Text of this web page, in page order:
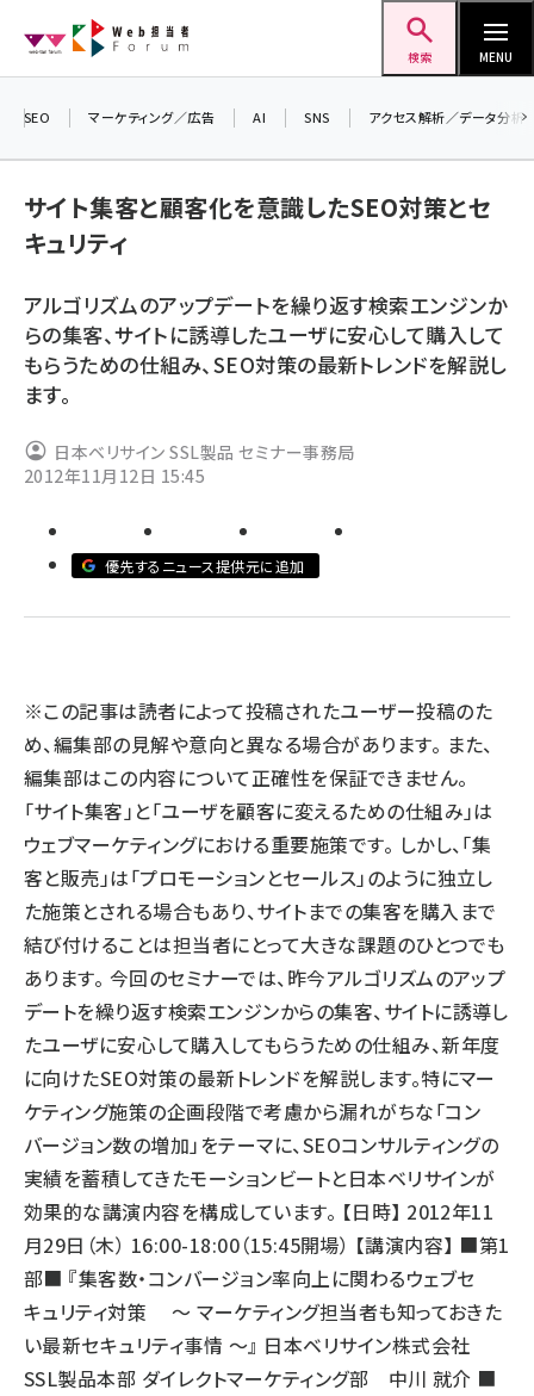
ン
検索 MENU
ai (2801)
youtube (2425)
セミナー (2301)
z世代 (1620)
meo (1274)
llmo (1160)
SEO マーケティング／広告 AI SNS アクセス解析／データ分析
サイト集客と顧客化を意識したSEO対策とセ
キュリティ
アルゴリズムのアップデートを繰り返す検索エンジンか
らの集客、サイトに誘導したユーザに安心して購入して
もらうための仕組み、SEO対策の最新トレンドを解説し
ます。
日本ベリサイン SSL製品 セミナー事務局
2012年11月12日 15:45
優先するニュース提供元に追加
※この記事は読者によって投稿されたユーザー投稿のた
め、編集部の見解や意向と異なる場合があります。 また、
編集部はこの内容について正確性を保証できません。
「サイト集客」と「ユーザを顧客に変えるための仕組み」は
ウェブマーケティングにおける重要施策です。 しかし、「集
客と販売」は「プロモーションとセールス」のように独立し
た施策とされる場合もあり、サイトまでの集客を購入まで
結び付けることは担当者にとって大きな課題のひとつでも
あります。 今回のセミナーでは、昨今アルゴリズムのアップ
デートを繰り返す検索エンジンからの集客、サイトに誘導し
たユーザに安心して購入してもらうための仕組み、新年度
に向けたSEO対策の最新トレンドを解説します。特にマー
ケティング施策の企画段階で考慮から漏れがちな「コン
バージョン数の増加」をテーマに、SEOコンサルティングの
実績を蓄積してきたモーションビートと日本ベリサインが
効果的な講演内容を構成しています。 【日時】 2012年11
月29日（木） 16:00-18:00（15:45開場） 【講演内容】 ■第1
部■ 『集客数・コンバージョン率向上に関わるウェブセ
キュリティ対策 ～ マーケティング担当者も知っておきた
い最新セキュリティ事情 ～』 日本ベリサイン株式会社
SSL製品本部 ダイレクトマーケティング部 中川 就介 ■